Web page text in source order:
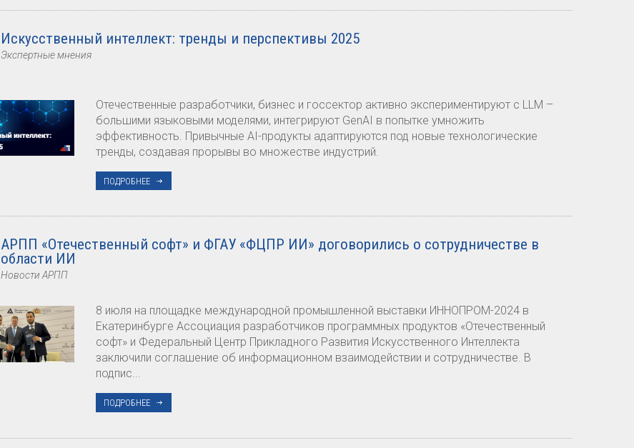
Искусственный интеллект: тренды и перспективы 2025
Экспертные мнения
Отечественные разработчики, бизнес и госсектор активно экспериментируют с LLM –
большими языковыми моделями, интегрируют GenAI в попытке умножить
эффективность. Привычные AI-продукты адаптируются под новые технологические
тренды, создавая прорывы во множестве индустрий.
ПОДРОБНЕЕ
АРПП «Отечественный софт» и ФГАУ «ФЦПР ИИ» договорились о сотрудничестве в
области ИИ
Новости АРПП
8 июля на площадке международной промышленной выставки ИННОПРОМ-2024 в
Екатеринбурге Ассоциация разработчиков программных продуктов «Отечественный
софт» и Федеральный Центр Прикладного Развития Искусственного Интеллекта
заключили соглашение об информационном взаимодействии и сотрудничестве. В
подпис...
ПОДРОБНЕЕ